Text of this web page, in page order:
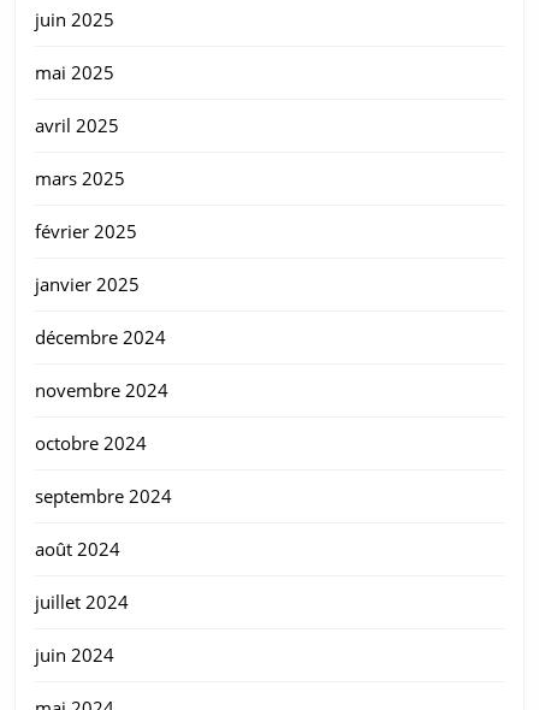
juin 2025
mai 2025
avril 2025
mars 2025
février 2025
janvier 2025
décembre 2024
novembre 2024
octobre 2024
septembre 2024
août 2024
juillet 2024
juin 2024